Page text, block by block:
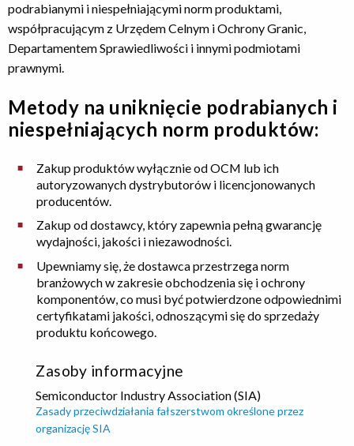
podrabianymi i niespełniającymi norm produktami,
współpracującym z Urzędem Celnym i Ochrony Granic,
Departamentem Sprawiedliwości i innymi podmiotami
prawnymi.
Metody na uniknięcie podrabianych i
niespełniających norm produktów:
Zakup produktów wyłącznie od OCM lub ich
autoryzowanych dystrybutorów i licencjonowanych
producentów.
Zakup od dostawcy, który zapewnia pełną gwarancję
wydajności, jakości i niezawodności.
Upewniamy się, że dostawca przestrzega norm
branżowych w zakresie obchodzenia się i ochrony
komponentów, co musi być potwierdzone odpowiednimi
certyfikatami jakości, odnoszącymi się do sprzedaży
produktu końcowego.
Zasoby informacyjne
Semiconductor Industry Association (SIA)
Zasady przeciwdziałania fałszerstwom określone przez
organizację SIA